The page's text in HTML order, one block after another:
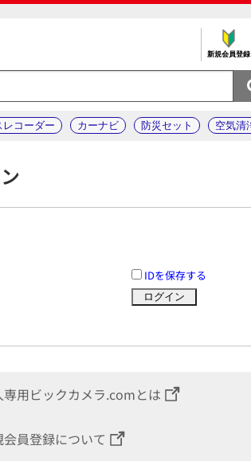
新規会員登録
コーダー カーナビ 防災セット 空気清
IDを保存する
専用ビックカメラ.comとは
会員登録について